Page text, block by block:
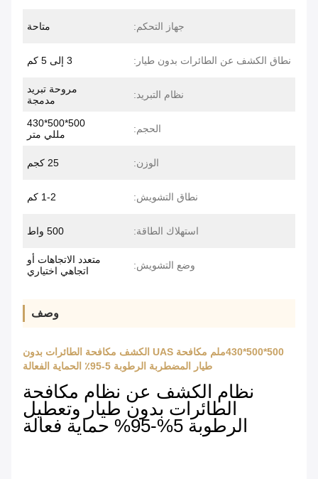
جهاز التحكم: متاحة
نطاق الكشف عن الطائرات بدون طيار: 3 إلى 5 كم
نظام التبريد:
مروحة تبريد
مدمجة
الحجم:
500*500*430
مللي متر
الوزن: 25 كجم
نطاق التشويش: 1-2 كم
استهلاك الطاقة: 500 واط
وضع التشويش:
متعدد الاتجاهات أو
اتجاهي اختياري
وصف
500*500*430ملم مكافحة UAS الكشف مكافحة الطائرات بدون
طيار المضطربة الرطوبة 5-95٪ الحماية الفعالة
نظام الكشف عن نظام مكافحة
الطائرات بدون طيار وتعطيل
الرطوبة 5%-95% حماية فعالة